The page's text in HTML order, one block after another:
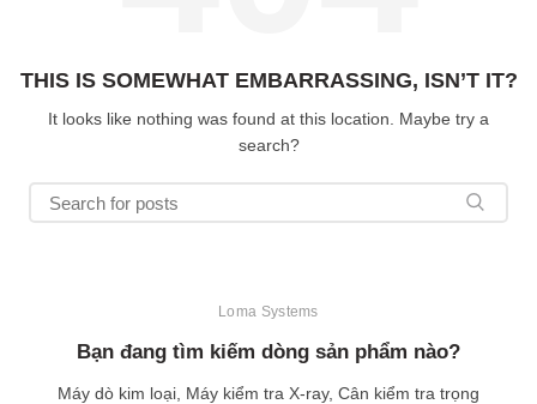
THIS IS SOMEWHAT EMBARRASSING, ISN’T IT?
It looks like nothing was found at this location. Maybe try a
search?
Loma Systems
Bạn đang tìm kiếm dòng sản phẩm nào?
Máy dò kim loại, Máy kiểm tra X-ray, Cân kiểm tra trọng